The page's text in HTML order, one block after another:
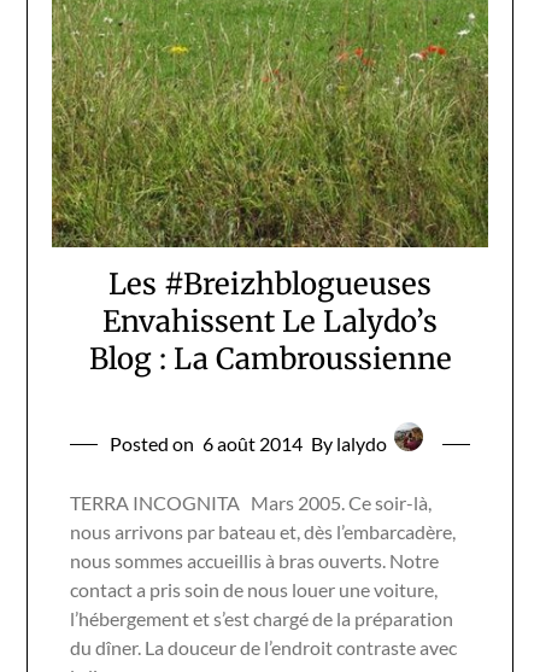
Les #Breizhblogueuses
Envahissent Le Lalydo’s
Blog : La Cambroussienne
Posted on 6 août 2014 By lalydo
TERRA INCOGNITA Mars 2005. Ce soir-là,
nous arrivons par bateau et, dès l’embarcadère,
nous sommes accueillis à bras ouverts. Notre
contact a pris soin de nous louer une voiture,
l’hébergement et s’est chargé de la préparation
du dîner. La douceur de l’endroit contraste avec